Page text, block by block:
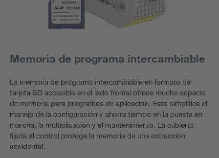
Memoria de programa intercambiable
La memoria de programa intercambiable en formato de
tarjeta SD accesible en el lado frontal ofrece mucho espacio
de memoria para programas de aplicación. Esto simplifica el
manejo de la configuración y ahorra tiempo en la puesta en
marcha, la multiplicación y el mantenimiento. La cubierta
fijada al control protege la memoria de una extracción
accidental.